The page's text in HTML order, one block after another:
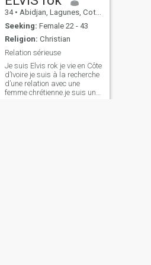
34 • Abidjan, Lagunes, Cote d'Ivoire
Seeking: Female 22 - 43
Religion: Christian
Relation sérieuse
Je suis Elvis rok je vie en Côte
d’Ivoire je suis à la recherche
d’une relation avec une
femme chrétienne.je suis une